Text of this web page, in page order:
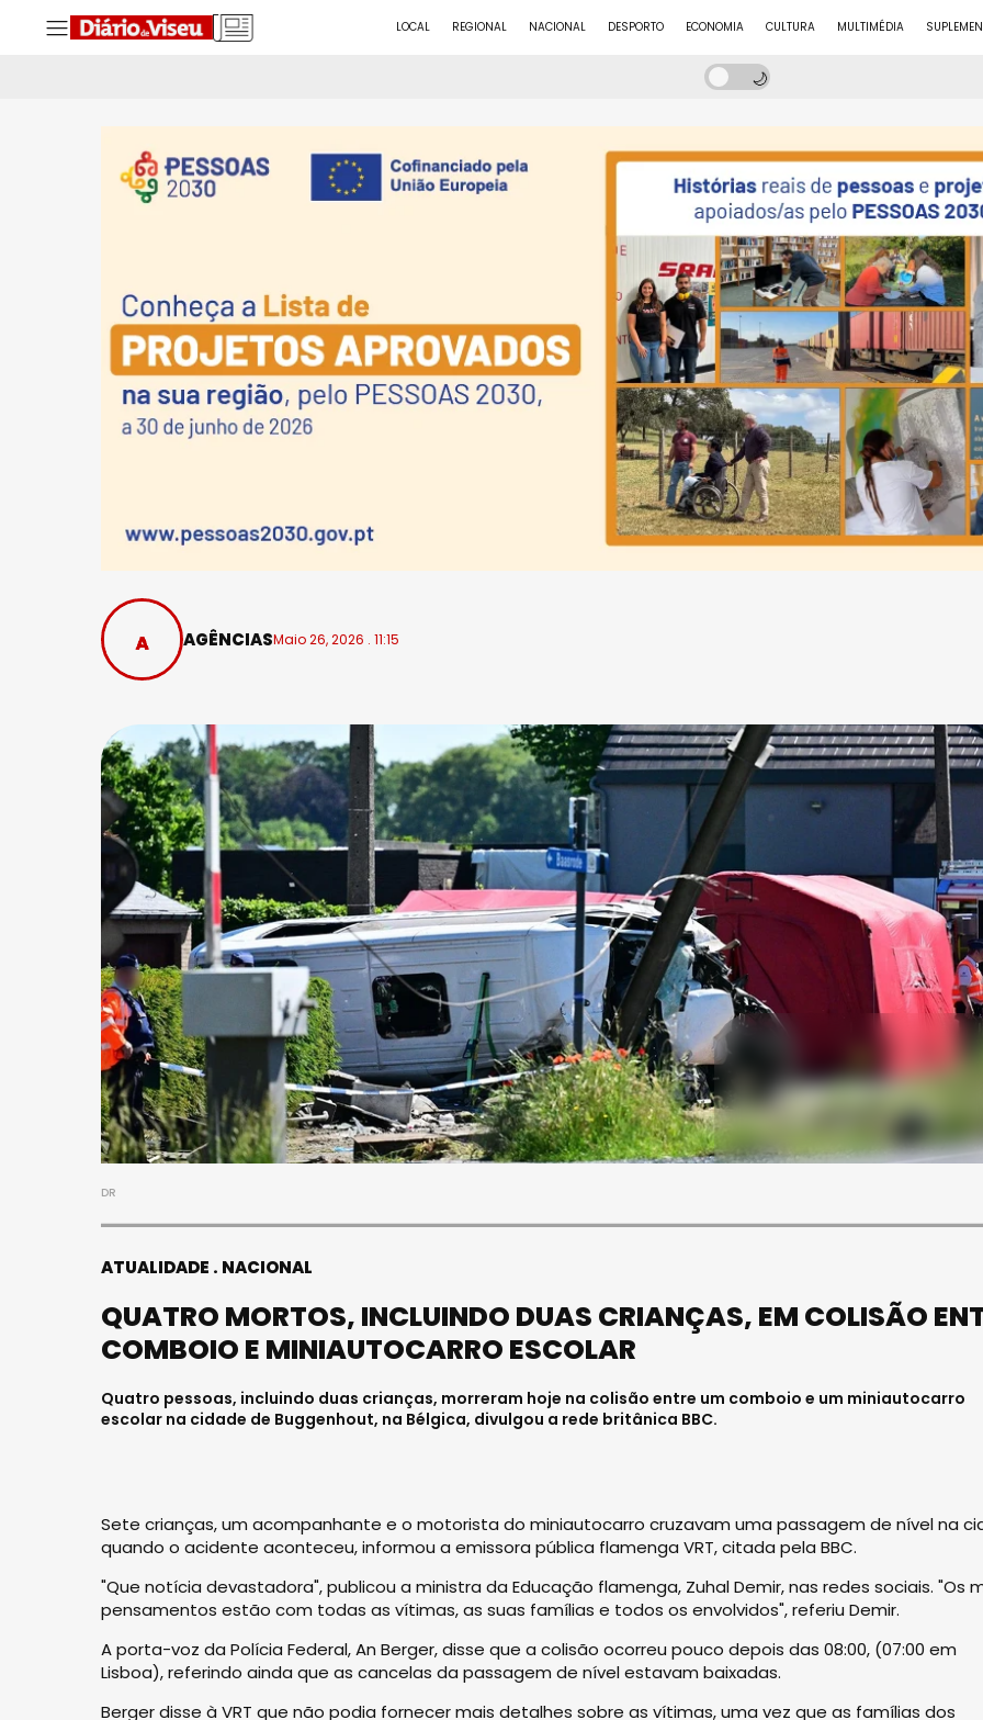
LOCAL REGIONAL NACIONAL DESPORTO ECONOMIA CULTURA MULTIMÉDIA
AGÊNCIASMaio 26, 2026 . 11:15
DR
ATUALIDADE NACIONAL
QUATRO MORTOS, INCLUINDO DUAS CRIANÇAS, EM COLISÃO
COMBOIO E MINIAUTOCARRO ESCOLAR
Quatro pessoas, incluindo duas crianças, morreram hoje na colisão entre um comboio e um miniautocarro
escolar na cidade de Buggenhout, na Bélgica, divulgou a rede britânica BBC.
Sete crianças, um acompanhante e o motorista do miniautocarro cruzavam uma passagem de nível na
quando o acidente aconteceu, informou a emissora pública flamenga VRT, citada pela BBC.
"Que notícia devastadora", publicou a ministra da Educação flamenga, Zuhal Demir, nas redes sociais. "Os
pensamentos estão com todas as vítimas, as suas famílias e todos os envolvidos", referiu Demir.
A porta-voz da Polícia Federal, An Berger, disse que a colisão ocorreu pouco depois das 08:00, (07:00 em
Lisboa), referindo ainda que as cancelas da passagem de nível estavam baixadas.
Berger disse à VRT que não podia fornecer mais detalhes sobre as vítimas, uma vez que as famílias dos
SOCIEDADE
FALECEU PAULA ALMEIDA,
JOVEM ENFERMEIRA NO
HOSPITAL DE VISEU
Julho 27, 2026 . 11:00
SOCIEDADE
VISEENSE RITA REBELO
REALIZA-SE NA SEXTA-
FEIRA